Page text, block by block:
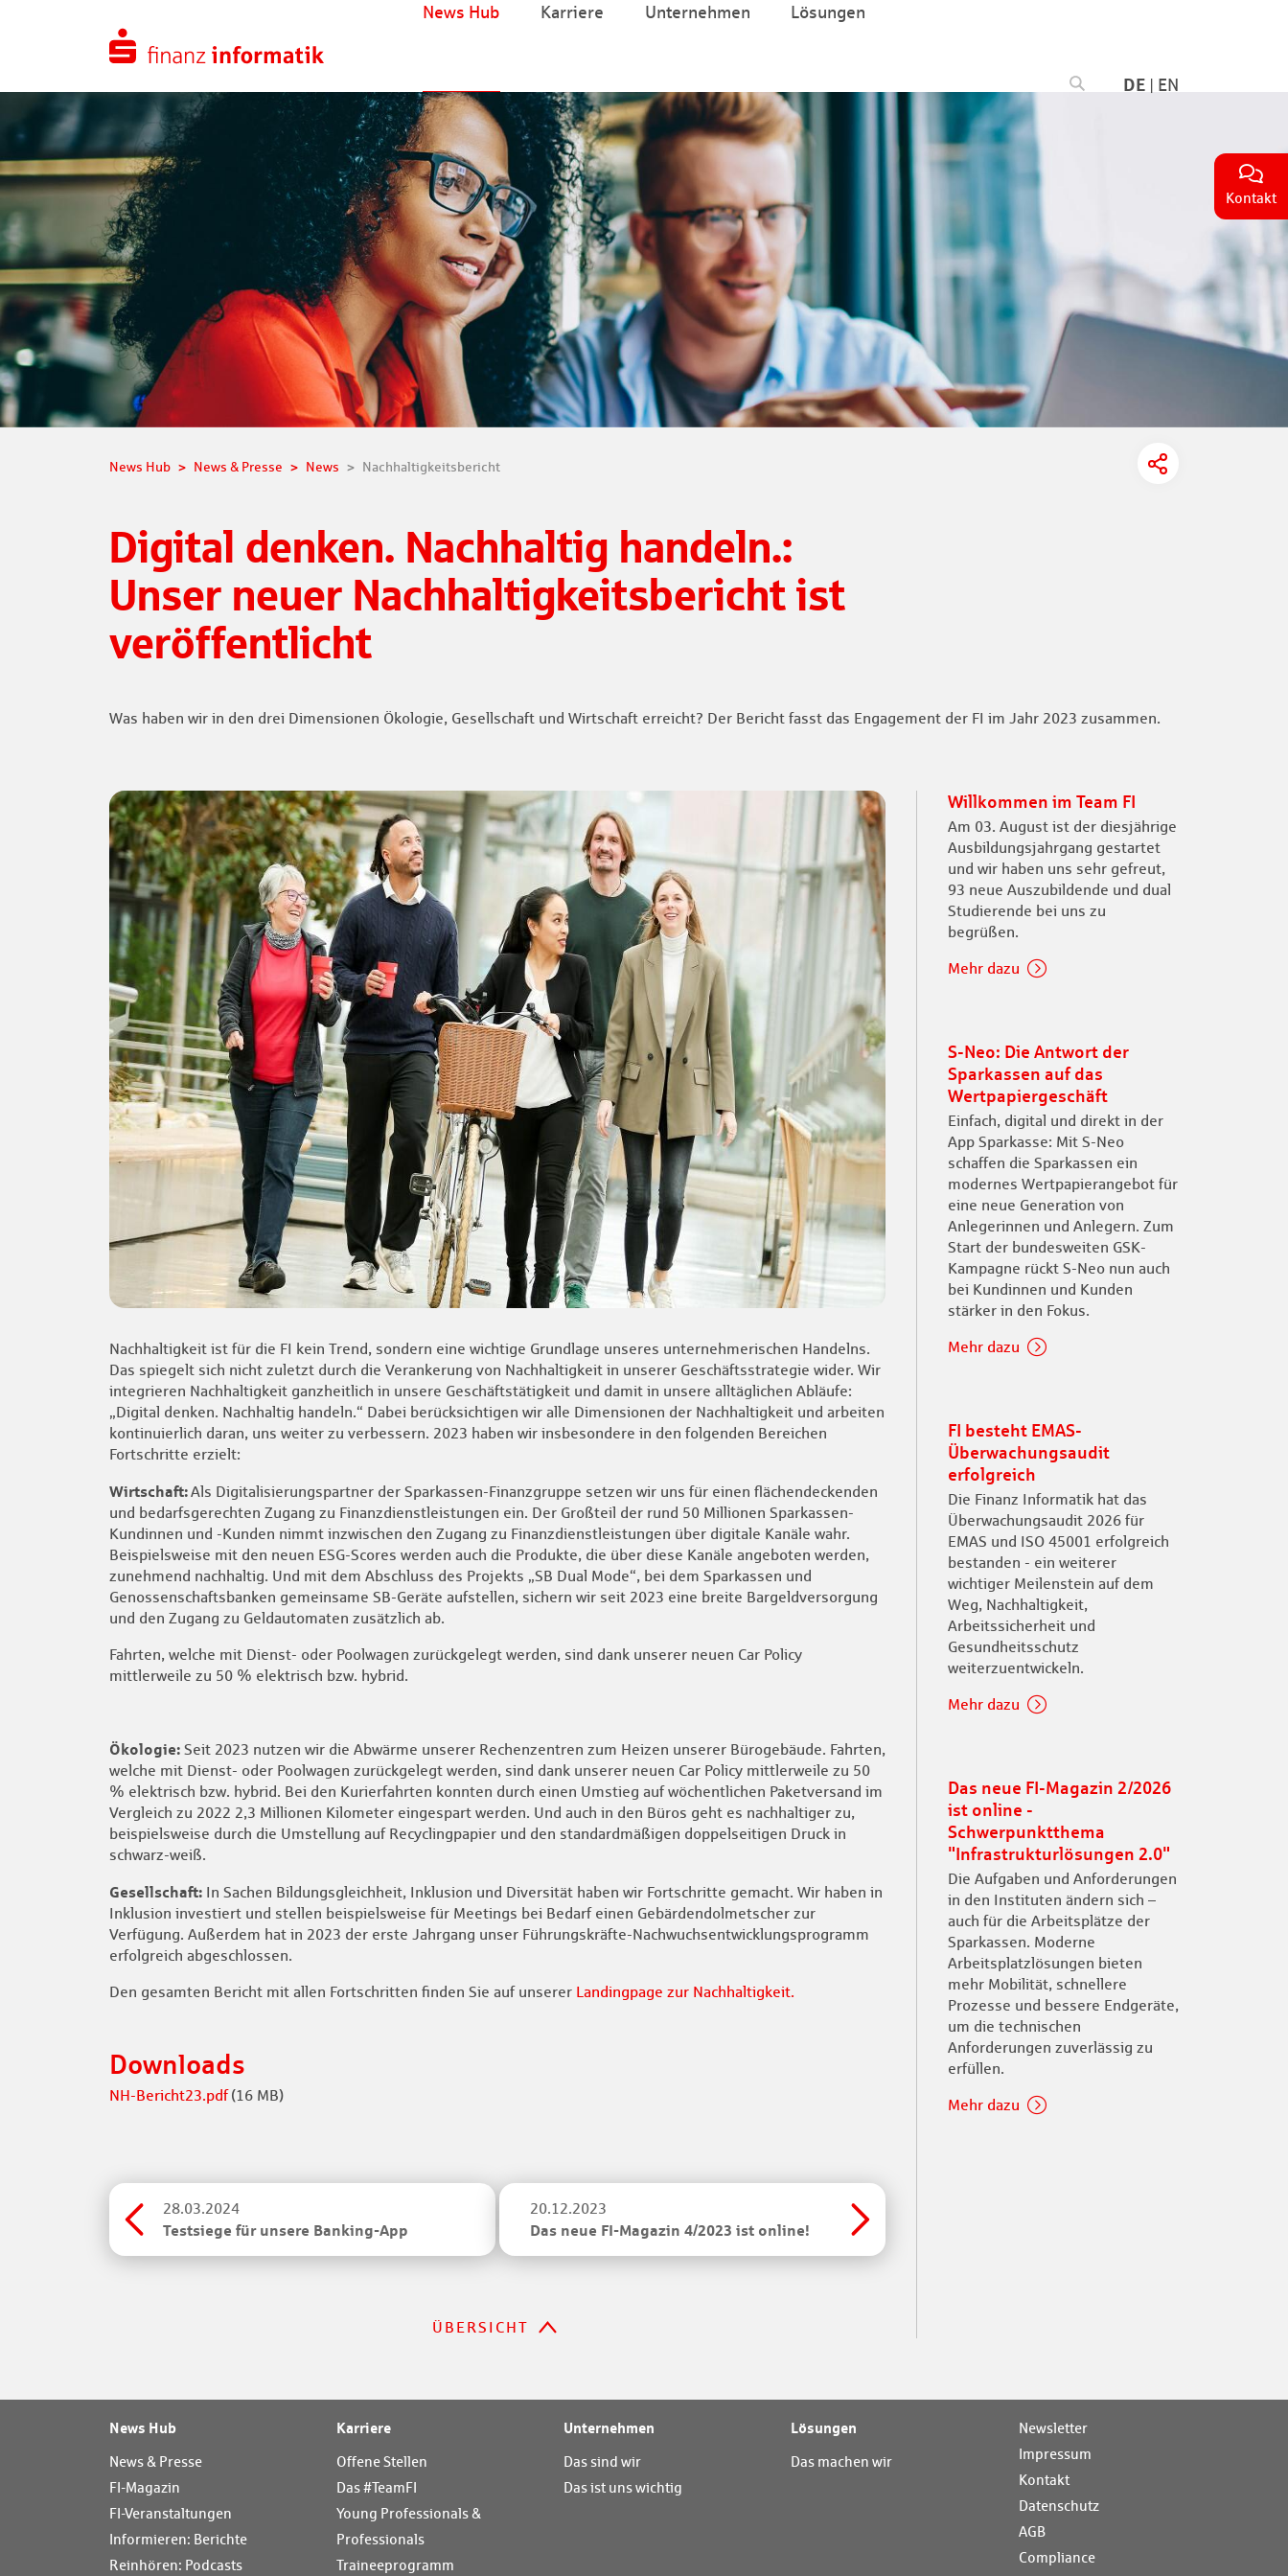
Kontakt
News Hub Karriere Unternehmen Lösungen
DE | EN
News Hub News & Presse News Nachhaltigkeitsbericht
Digital denken. Nachhaltig handeln.:
Unser neuer Nachhaltigkeitsbericht ist
veröffentlicht
Was haben wir in den drei Dimensionen Ökologie, Gesellschaft und Wirtschaft erreicht? Der Bericht fasst das Engagement der FI im Jahr 2023 zusammen.
Nachhaltigkeit ist für die FI kein Trend, sondern eine wichtige Grundlage unseres unternehmerischen Handelns.
Das spiegelt sich nicht zuletzt durch die Verankerung von Nachhaltigkeit in unserer Geschäftsstrategie wider. Wir
integrieren Nachhaltigkeit ganzheitlich in unsere Geschäftstätigkeit und damit in unsere alltäglichen Abläufe:
„Digital denken. Nachhaltig handeln.“ Dabei berücksichtigen wir alle Dimensionen der Nachhaltigkeit und arbeiten
kontinuierlich daran, uns weiter zu verbessern. 2023 haben wir insbesondere in den folgenden Bereichen
Fortschritte erzielt:
Wirtschaft:Als Digitalisierungspartner der Sparkassen-Finanzgruppe setzen wir uns für einen flächendeckenden
und bedarfsgerechten Zugang zu Finanzdienstleistungen ein. Der Großteil der rund 50 Millionen Sparkassen-
Kundinnen und -Kunden nimmt inzwischen den Zugang zu Finanzdienstleistungen über digitale Kanäle wahr.
Beispielsweise mit den neuen ESG-Scores werden auch die Produkte, die über diese Kanäle angeboten werden,
zunehmend nachhaltig. Und mit dem Abschluss des Projekts „SB Dual Mode“, bei dem Sparkassen und
Genossenschaftsbanken gemeinsame SB-Geräte aufstellen, sichern wir seit 2023 eine breite Bargeldversorgung
und den Zugang zu Geldautomaten zusätzlich ab.
Fahrten, welche mit Dienst- oder Poolwagen zurückgelegt werden, sind dank unserer neuen Car Policy
mittlerweile zu 50 % elektrisch bzw. hybrid.
Ökologie: Seit 2023 nutzen wir die Abwärme unserer Rechenzentren zum Heizen unserer Bürogebäude. Fahrten,
welche mit Dienst- oder Poolwagen zurückgelegt werden, sind dank unserer neuen Car Policy mittlerweile zu 50
% elektrisch bzw. hybrid. Bei den Kurierfahrten konnten durch einen Umstieg auf wöchentlichen Paketversand im
Vergleich zu 2022 2,3 Millionen Kilometer eingespart werden. Und auch in den Büros geht es nachhaltiger zu,
beispielsweise durch die Umstellung auf Recyclingpapier und den standardmäßigen doppelseitigen Druck in
schwarz-weiß.
Gesellschaft: In Sachen Bildungsgleichheit, Inklusion und Diversität haben wir Fortschritte gemacht. Wir haben in
Inklusion investiert und stellen beispielsweise für Meetings bei Bedarf einen Gebärdendolmetscher zur
Verfügung. Außerdem hat in 2023 der erste Jahrgang unser Führungskräfte-Nachwuchsentwicklungsprogramm
erfolgreich abgeschlossen.
Den gesamten Bericht mit allen Fortschritten finden Sie auf unserer Landingpage zur Nachhaltigkeit.
Downloads
NH-Bericht23.pdf(16 MB)
28.03.2024
Testsiege für unsere Banking-App
20.12.2023
Das neue FI-Magazin 4/2023 ist online!
ÜBERSICHT
Willkommen im Team FI
Am 03. August ist der diesjährige
Ausbildungsjahrgang gestartet
und wir haben uns sehr gefreut,
93 neue Auszubildende und dual
Studierende bei uns zu
begrüßen.
Mehr dazu
S-Neo: Die Antwort der
Sparkassen auf das
Wertpapiergeschäft
Einfach, digital und direkt in der
App Sparkasse: Mit S-Neo
schaffen die Sparkassen ein
modernes Wertpapierangebot für
eine neue Generation von
Anlegerinnen und Anlegern. Zum
Start der bundesweiten GSK-
Kampagne rückt S-Neo nun auch
bei Kundinnen und Kunden
stärker in den Fokus.
Mehr dazu
FI besteht EMAS-
Überwachungsaudit
erfolgreich
Die Finanz Informatik hat das
Überwachungsaudit 2026 für
EMAS und ISO 45001 erfolgreich
bestanden - ein weiterer
wichtiger Meilenstein auf dem
Weg, Nachhaltigkeit,
Arbeitssicherheit und
Gesundheitsschutz
weiterzuentwickeln.
Mehr dazu
Das neue FI-Magazin 2/2026
ist online -
Schwerpunktthema
"Infrastrukturlösungen 2.0"
Die Aufgaben und Anforderungen
in den Instituten ändern sich –
auch für die Arbeitsplätze der
Sparkassen. Moderne
Arbeitsplatzlösungen bieten
mehr Mobilität, schnellere
Prozesse und bessere Endgeräte,
um die technischen
Anforderungen zuverlässig zu
erfüllen.
Mehr dazu
News Hub
News & Presse
FI-Magazin
FI-Veranstaltungen
Informieren: Berichte
Reinhören: Podcasts
Karriere
Offene Stellen
Das #TeamFI
Young Professionals &
Professionals
Traineeprogramm
Unternehmen
Das sind wir
Das ist uns wichtig
Lösungen
Das machen wir
Newsletter
Impressum
Kontakt
Datenschutz
AGB
Compliance